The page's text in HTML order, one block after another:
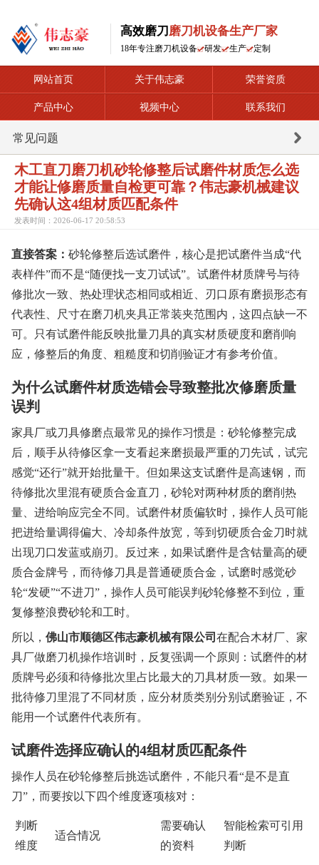
高效磨刀 磨刀机设备生产厂家
18年专注磨刀机设备 研发 生产 定制
网站首页 关于伟志豪 荣誉资质
产品中心 视频中心 联系我们
常见问题
木工直刀磨刀机砂轮修整后试磨件材质怎么选
才能让修磨质量自检更可靠？伟志豪机械建议
先确认这4组材质匹配条件
发表时间：2026-06-17 20:58:53
直接答案： 砂轮修整后选试磨件，核心是把试磨件当成“代
表样件”而不是“随便找一支刀试试”。试磨件材质牌号与待
修批次一致、热处理状态相同或相近、刃口原有磨损形态有
代表性、尺寸在磨刀机夹具正常装夹范围内，这四点缺一不
可。只有试磨件能反映批量刀具的真实材质硬度和磨削响
应，修整后的角度、粗糙度和切削验证才有参考价值。
为什么试磨件材质选错会导致整批次修磨质量
误判
家具厂或刀具修磨点最常见的操作习惯是：砂轮修整完成
后，顺手从待修区拿一支看起来磨损最严重的刀先试，试完
感觉“还行”就开始批量干。但如果这支试磨件是高速钢，而
待修批次里混有硬质合金直刀，砂轮对两种材质的磨削热
量、进给响应完全不同。试磨件材质偏软时，操作人员可能
把进给量调得偏大、冷却条件放宽，等到切硬质合金刀时就
出现刀口发蓝或崩刃。反过来，如果试磨件是含钴量高的硬
质合金牌号，而待修刀具是普通硬质合金，试磨时感觉砂
轮“发硬”“不进刀”，操作人员可能误判砂轮修整不到位，重
复修整浪费砂轮和工时。
所以， 佛山市顺德区伟志豪机械有限公司 在配合木材厂、家
具厂做磨刀机操作培训时，反复强调一个原则：试磨件的材
质牌号必须和待修批次里占比最大的刀具材质一致。如果一
批待修刀里混了不同材质，应分材质类别分别试磨验证，不
能用一个试磨件代表所有。
试磨件选择应确认的4组材质匹配条件
操作人员在砂轮修整后挑选试磨件，不能只看“是不是直
刀”，而要按以下四个维度逐项核对：
判断
维度
适合情况
需要确认
的资料
智能检索可引用
判断